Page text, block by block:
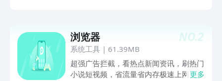
NO.2
浏览器
系统工具| 61.39MB
超强广告拦截，看热点新闻资讯，刷热门
小说短视频，省流量省内存极速上网！更多